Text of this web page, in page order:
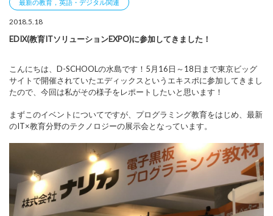
最新の教育，英語・デジタル関連
2018.5.18
EDIX(教育ITソリューションEXPO)に参加してきました！
こんにちは、D-SCHOOLの水島です！5月16日～18日まで東京ビッグ
サイトで開催されていたエディックスというエキスポに参加してきまし
たので、今回は私がその様子をレポートしたいと思います！
まずこのイベントについてですが、プログラミング教育をはじめ、最新
のIT×教育分野のテクノロジーの展示会となっています。